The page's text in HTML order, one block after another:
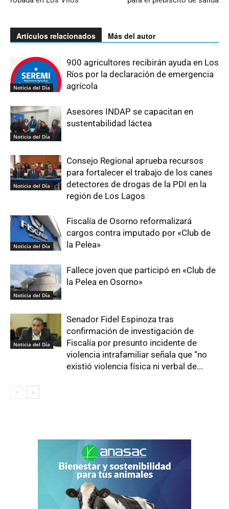
Artículos relacionados Más del autor
Noticia del Día
900 agricultores recibirán ayuda en Los
Ríos por la declaración de emergencia
agrícola
Noticia del Día
Asesores INDAP se capacitan en
sustentabilidad láctea
Noticia del Día
Consejo Regional aprueba recursos
para fortalecer el trabajo de los canes
detectores de drogas de la PDI en la
región de Los Lagos
Noticia del Día
Fiscalía de Osorno reformalizará
cargos contra imputado por «Club de
la Pelea»
Noticia del Día
Fallece joven que participó en «Club de
la Pelea en Osorno»
Noticia del Día
Senador Fidel Espinoza tras
confirmación de investigación de
Fiscalía por presunto incidente de
violencia intrafamiliar señala que “no
existió violencia física ni verbal de...